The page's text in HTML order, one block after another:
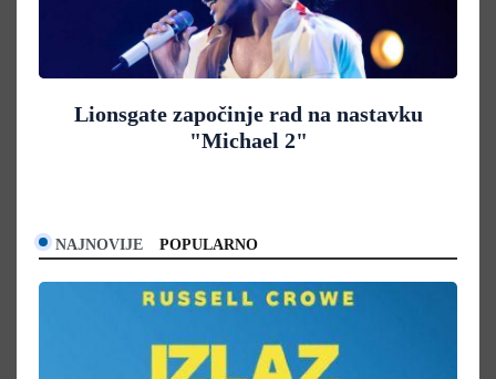
Lionsgate započinje rad na nastavku
"Michael 2"
NAJNOVIJE POPULARNO